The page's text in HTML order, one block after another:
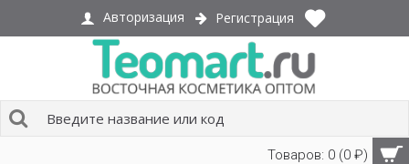
Авторизация Регистрация
Товаров: 0 (0 ₽)